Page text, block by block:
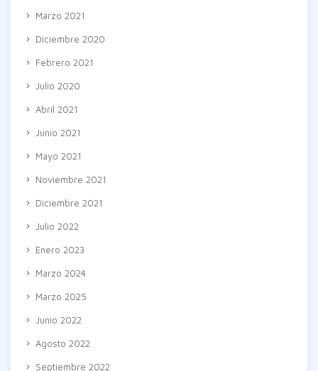
Marzo 2021
Diciembre 2020
Febrero 2021
Julio 2020
Abril 2021
Junio 2021
Mayo 2021
Noviembre 2021
Diciembre 2021
Julio 2022
Enero 2023
Marzo 2024
Marzo 2025
Junio 2022
Agosto 2022
Septiembre 2022